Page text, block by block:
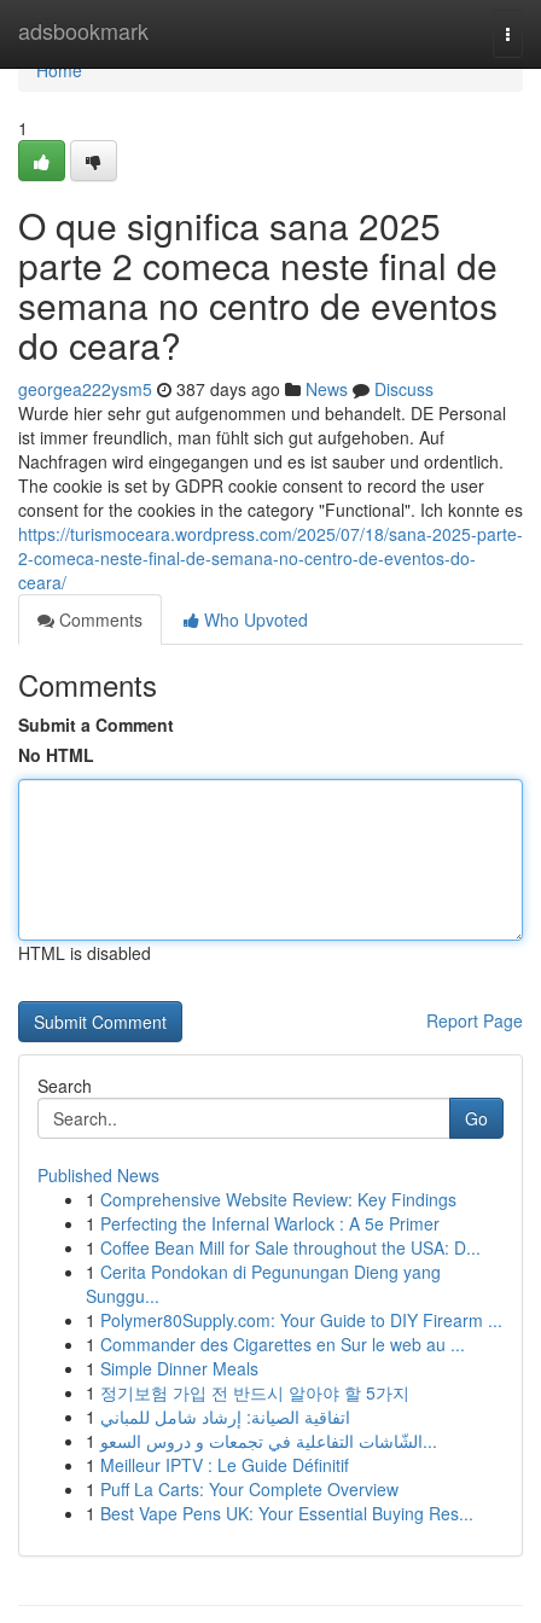
adsbookmark
Home
Home
1
O que significa sana 2025
parte 2 comeca neste final de
semana no centro de eventos
do ceara?
georgea222ysm5 387 days ago News
Discuss
Wurde hier sehr gut aufgenommen und behandelt. DE Personal
ist immer freundlich, man fühlt sich gut aufgehoben. Auf
Nachfragen wird eingegangen und es ist sauber und ordentlich.
The cookie is set by GDPR cookie consent to record the user
consent for the cookies in the category "Functional". Ich konnte es
https://turismoceara.wordpress.com/2025/07/18/sana-2025-parte-
2-comeca-neste-final-de-semana-no-centro-de-eventos-do-
ceara/
Comments
Who Upvoted
Comments
Submit a Comment
No HTML
HTML is disabled
Report Page
Search
Go
Published News
1 Comprehensive Website Review: Key Findings
1 Perfecting the Infernal Warlock : A 5e Primer
1 Coffee Bean Mill for Sale throughout the USA: D...
1 Cerita Pondokan di Pegunungan Dieng yang
Sunggu...
1 Polymer80Supply.com: Your Guide to DIY Firearm ...
1 Commander des Cigarettes en Sur le web au ...
1 Simple Dinner Meals
1 정기보험 가입 전 반드시 알아야 할 5가지
1 اتفاقية الصيانة: إرشاد شامل للمباني
1
الشّاشات التفاعلية في تجمعات و دروس السعو...
1 Meilleur IPTV : Le Guide Définitif
1 Puff La Carts: Your Complete Overview
1 Best Vape Pens UK: Your Essential Buying Res...